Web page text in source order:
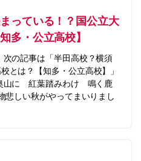
っている！？国公立大
多・公立高校】
の記事は「半田高校？横須
とは？【知多・公立高校】」
山に 紅葉踏みわけ 鳴く鹿
しい秋がやってまいりまし